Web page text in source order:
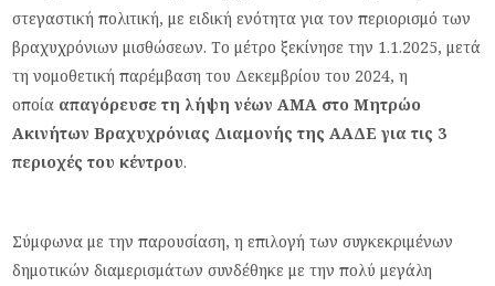
στεγαστική πολιτική, με ειδική ενότητα για τον περιορισμό των
βραχυχρόνιων μισθώσεων. Το μέτρο ξεκίνησε την 1.1.2025, μετά
τη νομοθετική παρέμβαση του Δεκεμβρίου του 2024, η
οποία απαγόρευσε τη λήψη νέων ΑΜΑ στο Μητρώο
Ακινήτων Βραχυχρόνιας Διαμονής της ΑΑΔΕ για τις 3
περιοχές του κέντρου.
Σύμφωνα με την παρουσίαση, η επιλογή των συγκεκριμένων
δημοτικών διαμερισμάτων συνδέθηκε με την πολύ μεγάλη